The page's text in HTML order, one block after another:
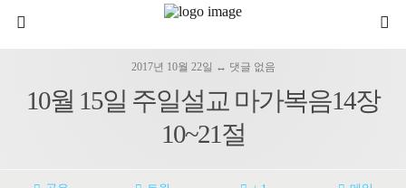
2017년 10월 22일 ↔ 댓글 없음
10월 15일 주일설교 마가복음14장
10~21절